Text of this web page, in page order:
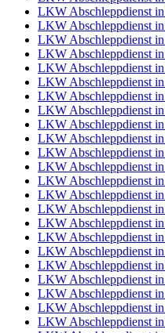
LKW Abschleppdienst
LKW Abschleppdienst
LKW Abschleppdienst
LKW Abschleppdienst
LKW Abschleppdienst
LKW Abschleppdienst
LKW Abschleppdienst
LKW Abschleppdienst
LKW Abschleppdienst
LKW Abschleppdienst
LKW Abschleppdienst
LKW Abschleppdienst
LKW Abschleppdienst
LKW Abschleppdienst
LKW Abschleppdienst
LKW Abschleppdienst
LKW Abschleppdienst
LKW Abschleppdienst
LKW Abschleppdienst in
LKW Abschleppdienst
LKW Abschleppdienst
LKW Abschleppdienst
LKW Abschleppdienst